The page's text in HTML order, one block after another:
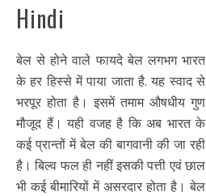
Hindi
बेल से होने वाले फायदे बेल लगभग भारत
के हर हिस्से में पाया जाता है. यह स्वाद से
भरपूर होता है। इसमें तमाम औषधीय गुण
मौजूद हैं। यही वजह है कि अब भारत के
कई प्रान्तों में बेल की बागवानी की जा रही
है। बिल्व फल ही नहीं इसकी पत्ती एवं छाल
भी कई बीमारियों में असरदार होता है। बेल